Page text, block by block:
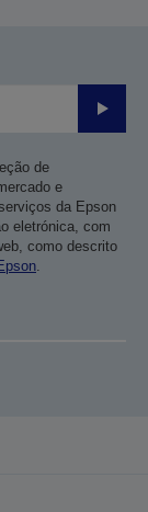
Enviar
de
e
da Epson
eletrónica, com
como descrito
.